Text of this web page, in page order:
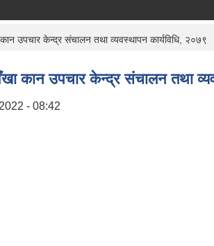
उपचार केन्द्र संचालन तथा व्यवस्थापन कार्यविधि, २०७९
कान उपचार केन्द्र संचालन तथा
- 08:42